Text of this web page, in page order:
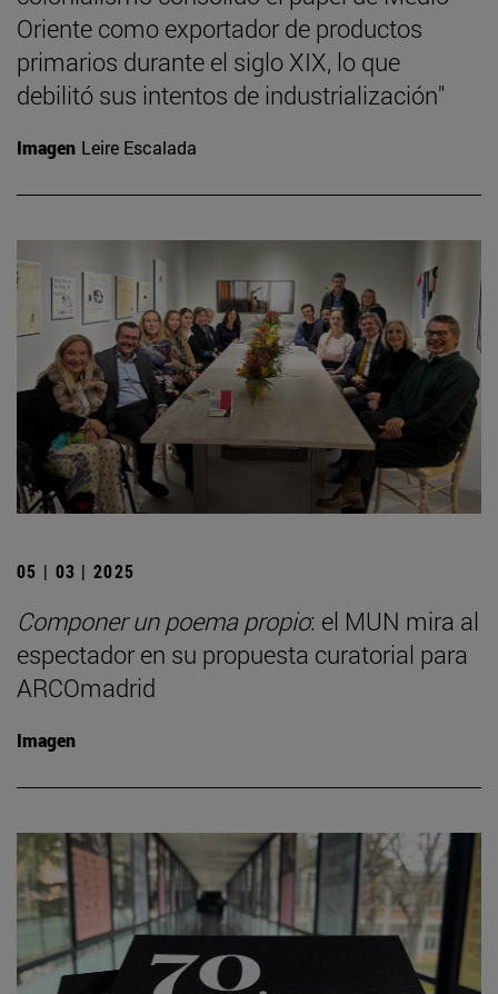
Oriente como exportador de productos
primarios durante el siglo XIX, lo que
debilitó sus intentos de industrialización"
Imagen Leire Escalada
05 | 03 | 2025
Componer un poema propio: el MUN mira al
espectador en su propuesta curatorial para
ARCOmadrid
Imagen